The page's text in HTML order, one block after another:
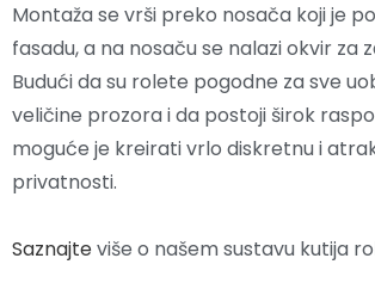
Montaža se vrši preko nosača koji je
fasadu, a na nosaču se nalazi okvir za
Budući da su rolete pogodne za sve
veličine prozora i da postoji širok
moguće je kreirati vrlo diskretnu i
privatnosti.
Saznajteviše o našem sustavu kutija